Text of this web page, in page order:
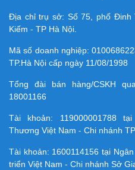
Địa chỉ trụ sở: Số 75, phố Đinh
Kiếm - TP Hà Nội.
Mã số doanh nghiệp:
TP.Hà Nội cấp ngày 11/08/1998
Tổng đài bán hàng/CSKH
18001166
Tài khoản: 119000001788 tại
Thương Việt Nam - Chi nhánh
Tài khoản: 1600114156 tại
triển Việt Nam - Chi nhánh Sở